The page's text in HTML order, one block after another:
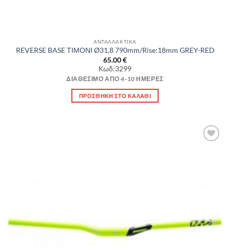
ΑΝΤΑΛΛΑΚΤΙΚΑ
REVERSE BASE ΤΙΜΟΝΙ Ø31,8 790mm/Rise:18mm GREY-RED
65.00€
Κωδ:3299
ΔΙΑΘΈΣΙΜΟ ΑΠΌ 4-10 ΗΜΈΡΕΣ
ΠΡΟΣΘΉΚΗ ΣΤΟ ΚΑΛΆΘΙ